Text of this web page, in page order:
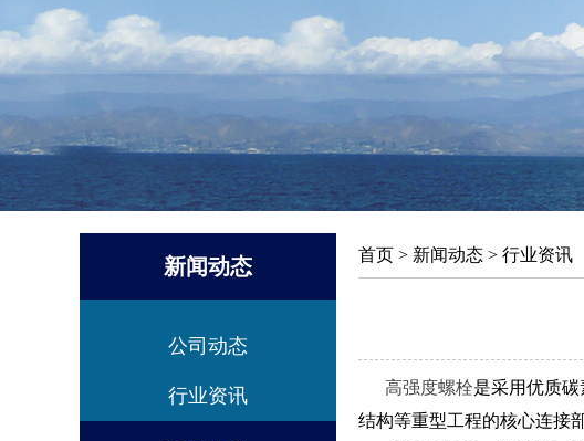
新闻动态
公司动态
行业资讯
首页 > 新闻动态 > 行业资讯
高强度螺栓是采用优质
结构等重型工程的核心连接